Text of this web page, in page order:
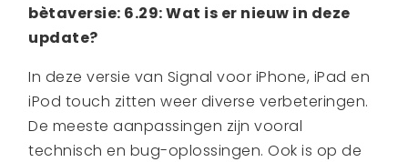
bètaversie: 6.29: Wat is er nieuw in deze
update?
In deze versie van Signal voor iPhone, iPad en
iPod touch zitten weer diverse verbeteringen.
De meeste aanpassingen zijn vooral
technisch en bug-oplossingen. Ook is op de